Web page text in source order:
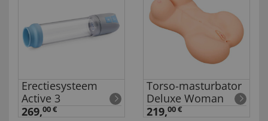
Erectiesysteem
Active 3
269,00 €
Torso-masturbator
Deluxe Woman
219,00 €